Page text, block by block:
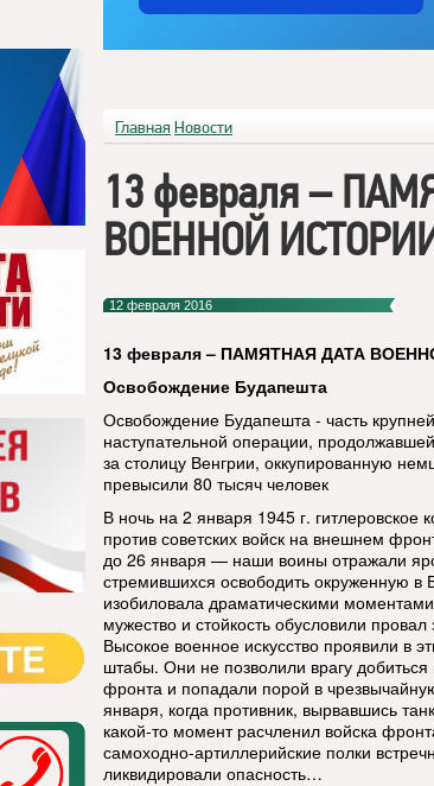
Главная Новости
13 февраля –
ВОЕННОЙ
12 февраля 2016
13 февраля – ПАМЯТНАЯ ДАТА
Освобождение Будапешта
Освобождение Будапешта - часть
наступательной операции,
за столицу Венгрии, оккупированную
превысили 80 тысяч человек
В ночь на 2 января 1945 г. гитлеровское
против советских войск на внешнем
до 26 января — наши воины отражали
стремившихся освободить окруженную в
изобиловала драматическими
мужество и стойкость обусловили
Высокое военное искусство проявили
штабы. Они не позволили врагу добиться
фронта и попадали порой в
января, когда противник, вырвавшись
какой-то момент расчленил войска
самоходно-артиллерийские полки
ликвидировали опасность…